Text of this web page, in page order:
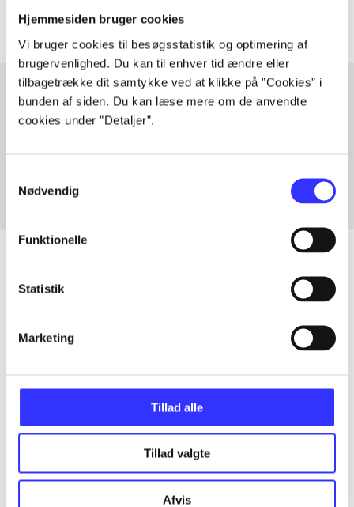
Hjemmesiden bruger cookies
Vi bruger cookies til besøgsstatistik og optimering af
brugervenlighed. Du kan til enhver tid ændre eller
tilbagetrække dit samtykke ved at klikke på ”Cookies” i
bunden af siden. Du kan læse mere om de anvendte
cookies under ”Detaljer”.
Nødvendig
Funktionelle
Statistik
Marketing
Tillad alle
Tillad valgte
Afvis
Artikler med samme emner
...
...